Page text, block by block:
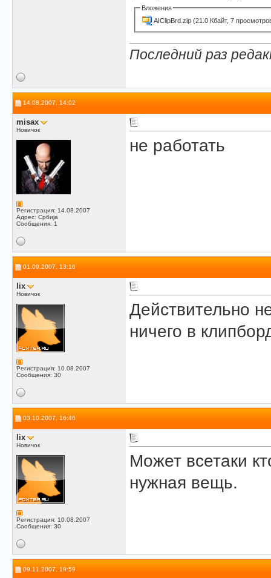
Вложения
AIClipBrd.zip (21.0 Кбайт, 7
Последний раз
14.08.2007, 14:02
misax
Новичок
Регистрация: 14.08.2007
Адрес: Србија
Сообщения: 1
не работать
01.09.2007, 13:16
lix
Новичок
Регистрация: 10.08.2007
Сообщения: 30
Действительно
ничего в
03.10.2007, 16:46
lix
Новичок
Регистрация: 10.08.2007
Сообщения: 30
Может всетаки
нужная вещь.
09.11.2007, 19:59